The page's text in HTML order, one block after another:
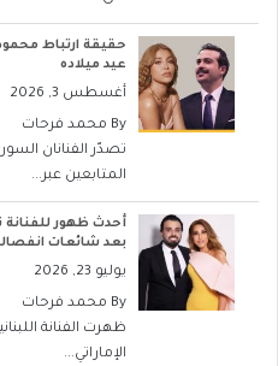
حقيقة ارتباط
عيد ميلاده
أغسطس 3, 2026
By محمد فرحات
تصدّر الفنانان
المتابعين عبر...
أحدث ظهور للفنانة
بعد شائعات
يوليو 23, 2026
By محمد فرحات
ظهرت الفنانة
الإماراتي...